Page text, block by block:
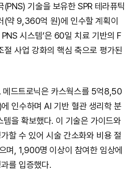
기술을 보유한 SPR 테라퓨틱
약 9,360억 원)에 인수할 계획이
시스템’은 60일 치료 기반의 F
절 사업 강화의 핵심 축으로 평가된
메드트로닉은 카스웍스를 5억8,50
인수하며 AI 기반 혈관 생리학 분
을 확보했다. 이 기술은 가이드와
할 수 있어 시술 간소화와 비용 절
며, 1,900명 이상이 참여한 임상에
를 입증했다.